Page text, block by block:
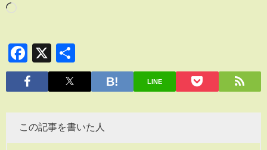
Facebook
X
有
LINE
この記事を書いた人